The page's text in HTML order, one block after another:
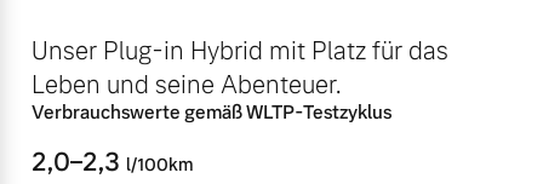
Fahrzeug konfigurieren
Sofort verfügbare Fahrzeuge
direkt an.
Mehr erfahren
Unser Plug-in Hybrid mit Platz für das
Leben und seine Abenteuer.
Verbrauchswerte gemäß WLTP-Testzyklus
2,0–2,3 l/100km